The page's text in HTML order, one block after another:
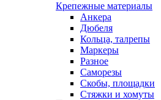
Крепежные материалы
Анкера
Дюбеля
Кольца, талрепы
Маркеры
Разное
Саморезы
Скобы, площадки
Стяжки и хомуты